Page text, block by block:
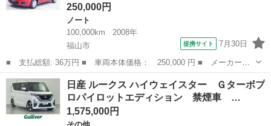
250,000円
ノート
100,000km
2008年
福山市
提携サイト 7月30日
■ 支払総額: 36万円 ■ 車両本体価格： 250,000 円 ■ メーカー
名： 日産 ■ 車種名： ノート ■ グレード名： １５Ｘ 女性ワ
ンオーナー 禁煙車 セキュリティーアラーム キーレス 車庫保管
車両スマートキー...
広島 福山市 ノート
日産 ルークス ハイウェイスター Ｇターボプ
ロパイロットエディション 禁煙車 …
1,575,000円